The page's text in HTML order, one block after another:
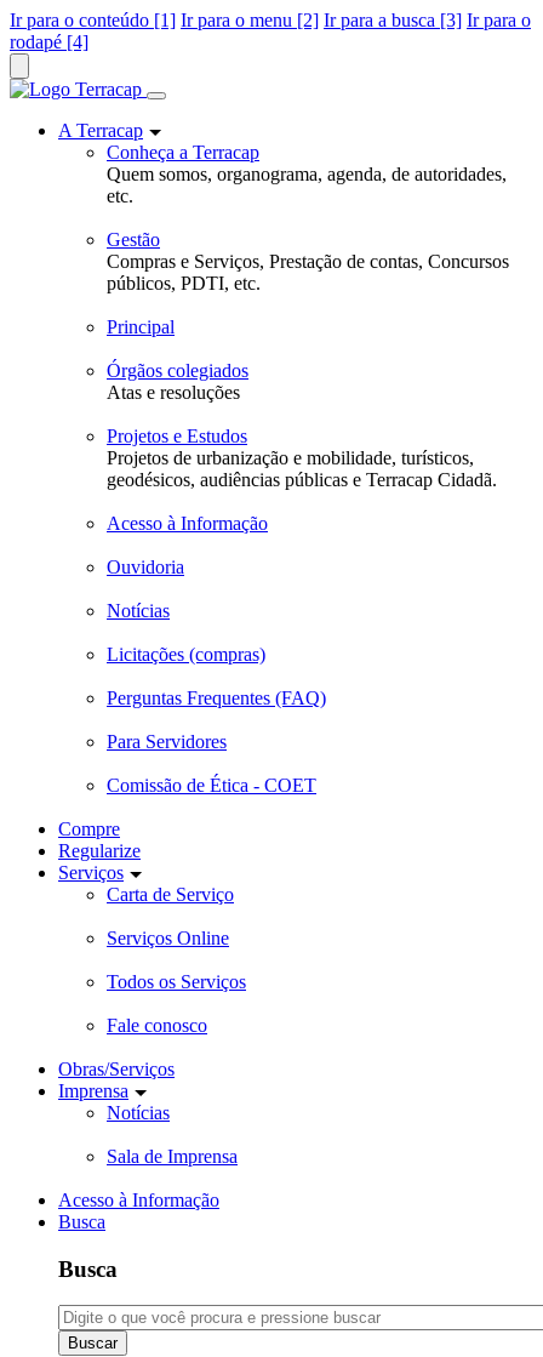
Ir para o conteúdo [1] Ir para o menu [2] Ir para a busca [3] Ir para o
rodapé [4]
A Terracap
Conheça a Terracap
Quem somos, organograma, agenda, de autoridades,
etc.
Gestão
Compras e Serviços, Prestação de contas, Concursos
públicos, PDTI, etc.
Principal
Órgãos colegiados
Atas e resoluções
Projetos e Estudos
Projetos de urbanização e mobilidade, turísticos,
geodésicos, audiências públicas e Terracap Cidadã.
Acesso à Informação
Ouvidoria
Notícias
Licitações (compras)
Perguntas Frequentes (FAQ)
Para Servidores
Comissão de Ética - COET
Compre
Regularize
Serviços
Carta de Serviço
Serviços Online
Todos os Serviços
Fale conosco
Obras/Serviços
Imprensa
Notícias
Sala de Imprensa
Acesso à Informação
Busca
Busca
Buscar